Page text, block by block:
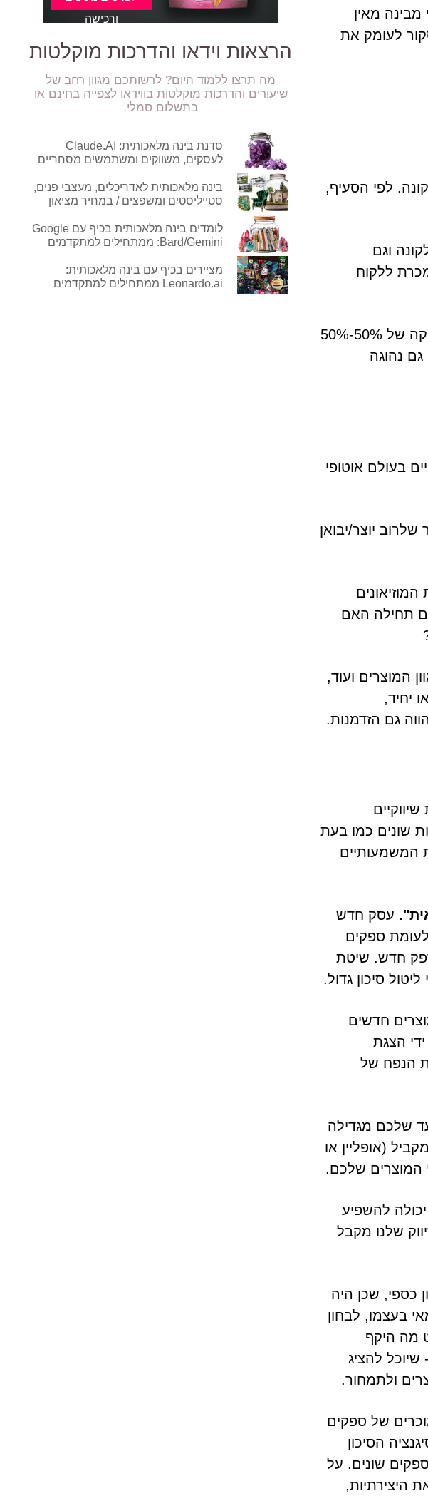
מבינה מאין
לעומק את
לקונה. לפי הסעיף,
וגם
ללקוח
שיטת המכירה הזאת מקובלת ופופולרית בחנויות יד-שנייה וחנויות וינטג', בדרך כלל בחלוקה של 50%-50%
גם נהוגה
בעולם אוטופי
היא שוטף + (30, 45 וצפונה). כלומר שלרוב יוצר/יבואן
תחילה האם
המוצרים ועוד,
יחיד,
גם הזדמנות.
שונים כמו בעת
המשמעותיים
עסק חדש
ספקים
חדש. שיטת
סיכון גדול.
חדשים
הצגת
הנפח של
שלכם מגדילה
(אופליין או
המוצרים שלכם.
להשפיע
שלנו מקבל
כספי, שכן היה
בעצמו, לבחון
מה היקף
להציג
ולתמחור.
של ספקים
הסיכון
שונים. על
היצירתיות,
מחיר מתוק במיוחד :)
הרצאות וידאו והדרכות מוקלטות
מה תרצו ללמוד היום? לרשותכם מגוון רחב של
שיעורים והדרכות מוקלטות בווידאו לצפייה בחינם או
בתשלום סמלי.
סדנת בינה מלאכותית: Claude.AI
לעסקים, משווקים ומשתמשים מסחריים
בינה מלאכותית לאדריכלים, מעצבי פנים,
סטייליסטים ומשפצים / במחיר מציאון
לומדים בינה מלאכותית בכיף עם Google
Bard/Gemini: ממתחילים למתקדמים
מציירים בכיף עם בינה מלאכותית:
Leonardo.ai ממתחילים למתקדמים